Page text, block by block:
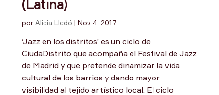
(Latina)
por Alicia Lledó | Nov 4, 2017
‘Jazz en los distritos’ es un ciclo de
CiudaDistrito que acompaña el Festival de Jazz
de Madrid y que pretende dinamizar la vida
cultural de los barrios y dando mayor
visibilidad al tejido artístico local. El ciclo